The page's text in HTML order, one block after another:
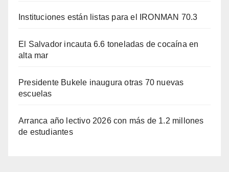
Instituciones están listas para el IRONMAN 70.3
El Salvador incauta 6.6 toneladas de cocaína en
alta mar
Presidente Bukele inaugura otras 70 nuevas
escuelas
Arranca año lectivo 2026 con más de 1.2 millones
de estudiantes